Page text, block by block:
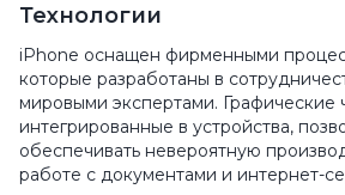
Технологии
iPhone оснащен фирменными
которые разработаны в
мировыми экспертами. Графические
интегрированные в устройства,
обеспечивать невероятную
работе с документами и интернет-